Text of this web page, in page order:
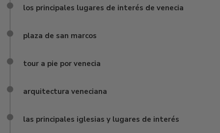
los principales lugares de interés de venecia
plaza de san marcos
tour a pie por venecia
arquitectura veneciana
las principales iglesias y lugares de interés